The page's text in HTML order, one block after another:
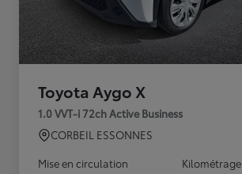
Toyota Aygo X
1.0 VVT-i 72ch Active Business
CORBEIL ESSONNES
Mise en circulation
Kilométrage